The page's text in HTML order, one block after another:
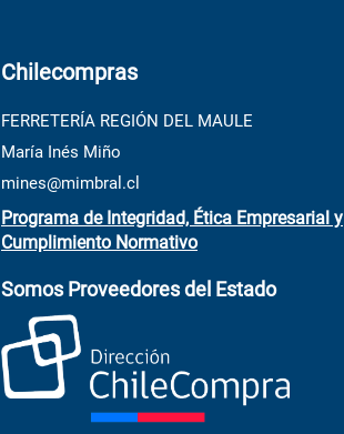
Chilecompras
FERRETERÍA REGIÓN DEL MAULE
María Inés Miño
mines@mimbral.cl
Programa de Integridad, Ética Empresarial y
Cumplimiento Normativo
Somos Proveedores del Estado